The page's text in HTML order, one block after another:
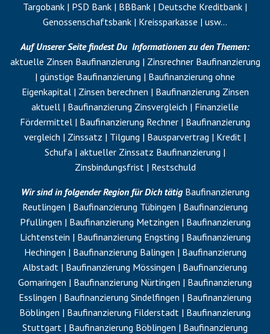
Targobank | PSD Bank | BBBank | Deutsche Kreditbank |
Genossenschaftsbank | Kreissparkasse | usw…
Auf Unserer Seite findest Du Informationen zu den Themen:
aktuelle Zinsen Baufinanzierung | Zinsrechner Baufinanzierung
| günstige Baufinanzierung | Baufinanzierung ohne
Eigenkapital| Zinsen berechnen | Baufinanzierung Zinsen
aktuell | Baufinanzierung Zinsvergleich | Finanzielle
Fördermittel | Baufinanzierung Rechner | Baufinanzierung
vergleich | Zinssatz | Tilgung | Bausparvertrag | Kredit |
Schufa | aktueller Zinssatz Baufinanzierung |
Zinsbindungsfrist | Restschuld
Wir sind in folgender Region für Dich tätig Baufinanzierung
Reutlingen | Baufinanzierung Tübingen | Baufinanzierung
Pfullingen | Baufinanzierung Metzingen | Baufinanzierung
Lichtenstein | Baufinanzierung Engsting | Baufinanzierung
Hechingen | Baufinanzierung Balingen | Baufinanzierung
Albstadt | Baufinanzierung Mössingen | Baufinanzierung
Gomaringen | Baufinanzierung Nürtingen | Baufinanzierung
Esslingen | Baufinanzierung Sindelfingen | Baufinanzierung
Böblingen | Baufinanzierung Filderstadt | Baufinanzierung
Stuttgart | Baufinanzierung Böblingen | Baufinanzierung